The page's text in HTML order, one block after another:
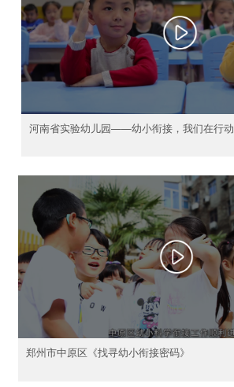
河南省实验幼儿园——幼小衔接，我们在行动
郑州市中原区《找寻幼小衔接密码》